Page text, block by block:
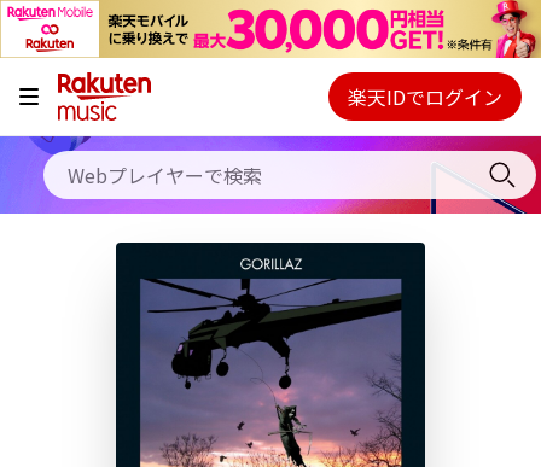
キャンペーン
料金プラン
使い方
初回30日間無料お試し
Webプレイヤー
ご契約内容の確認・変更
楽天IDでログイン